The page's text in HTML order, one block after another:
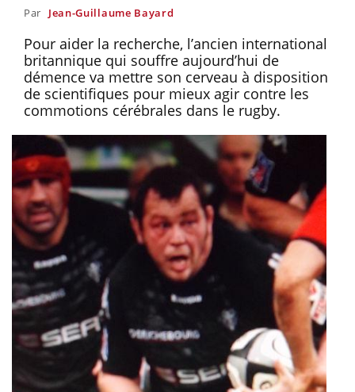
Par Jean-Guillaume Bayard
Pour aider la recherche, l’ancien international
britannique qui souffre aujourd’hui de
démence va mettre son cerveau à disposition
de scientifiques pour mieux agir contre les
commotions cérébrales dans le rugby.